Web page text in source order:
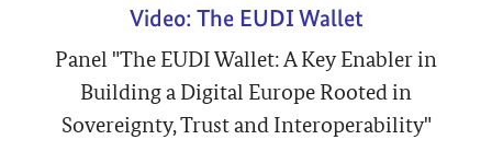
Video: The EUDI Wallet
Panel "The EUDI Wallet: A Key Enabler in
Building a Digital Europe Rooted in
Sovereignty, Trust and Interoperability"